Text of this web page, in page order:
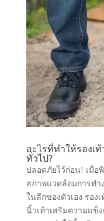
อะไรที่ทําให้รองเ
ทั่วไป?
ปลอดภัยไว้ก่อน! เมื่อ
สภาพแวดล้อมการทํา
ในลีกของตัวเอง รอง
นิ้วเท้าเสริมความแข็